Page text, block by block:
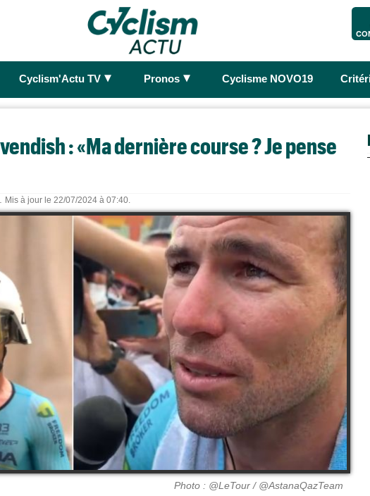
Cyclism'Actu TV ► Pronos ► Cyclisme NOVO19
: «Ma dernière course ? Je pense
Mis à jour le 22/07/2024 à 07:40.
Photo : @LeTour / @AstanaQazTeam